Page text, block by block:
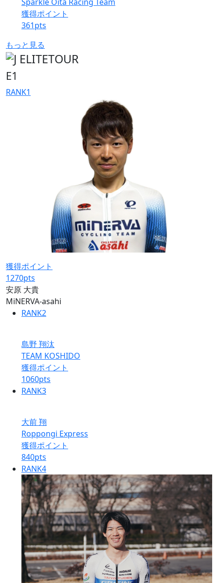
獲得ポイント
361pts
もっと見る
E1
RANK1
獲得ポイント
1270pts
安原 大貴
MiNERVA-asahi
RANK2
島野 翔汰
TEAM KOSHIDO
獲得ポイント
1060pts
RANK3
大前 翔
Roppongi Express
獲得ポイント
840pts
RANK4